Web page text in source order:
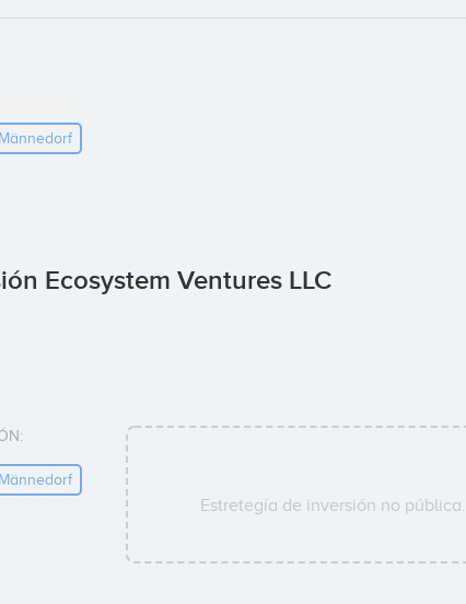
Männedorf
Ecosystem Ventures LLC
Männedorf
Estretegía de inversión no pública.